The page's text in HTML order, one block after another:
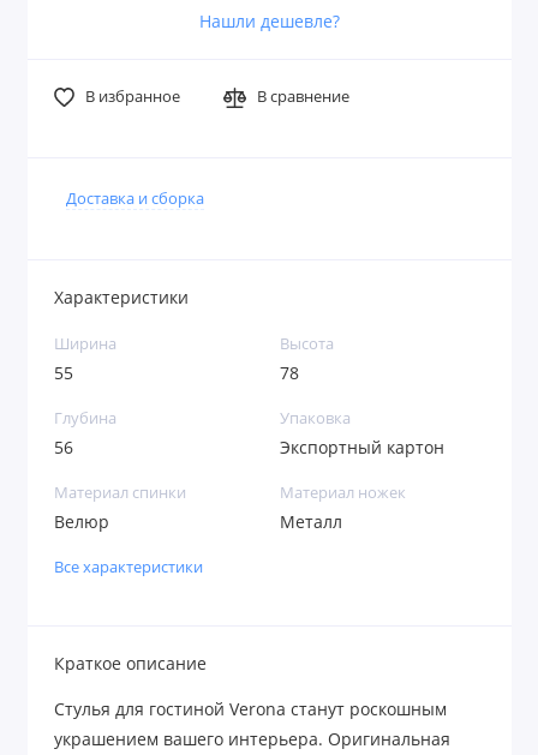
Нашли дешевле?
В избранное В сравнение
Доставка и сборка
Характеристики
Ширина
55
Высота
78
Глубина
56
Упаковка
Экспортный картон
Материал спинки
Велюр
Материал ножек
Металл
Все характеристики
Краткое описание
Стулья для гостиной Verona станут роскошным
украшением вашего интерьера. Оригинальная